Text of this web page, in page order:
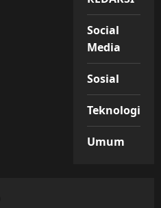
Social
Media
Sosial
Teknologi
Umum